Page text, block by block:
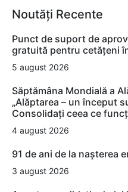
Noutăți Recente
Punct de suport de
gratuită pentru cetățeni
5 august 2026
Săptămâna Mondială a
„Alăptarea – un început
Consolidați ceea ce
4 august 2026
91 de ani de la nașterea
3 august 2026